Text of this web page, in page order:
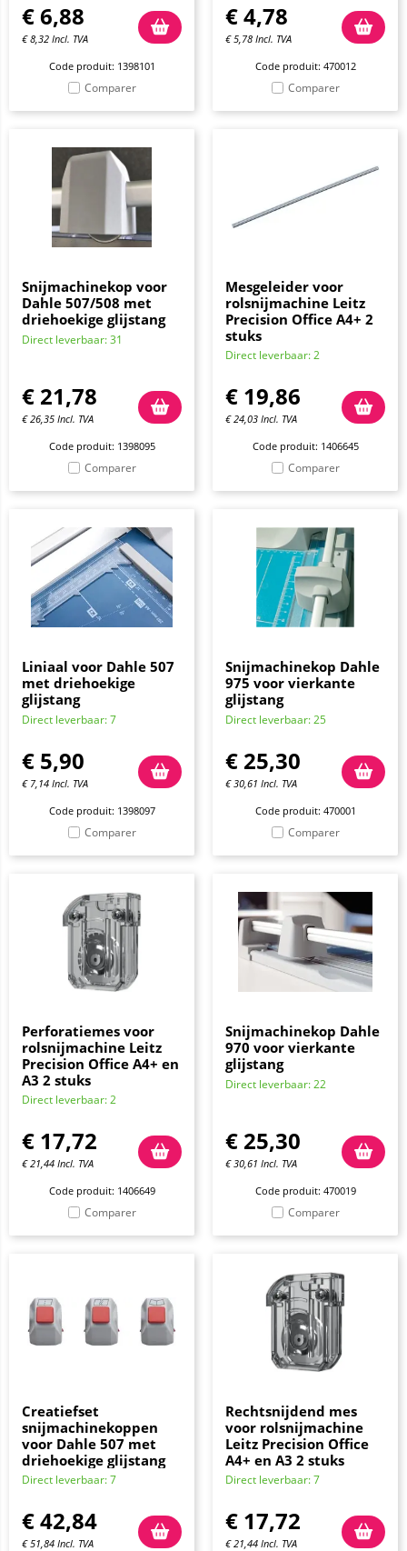
€6,88
€8,32 Incl. TVA
Code produit: 1398101
Comparer
€4,78
€5,78 Incl. TVA
Code produit: 470012
Comparer
Snijmachinekop voor
Dahle 507/508 met
driehoekige glijstang
Direct leverbaar: 31
€ 21,78
€26,35 Incl. TVA
Code produit: 1398095
Comparer
Mesgeleider voor
rolsnijmachine Leitz
Precision Office A4+ 2
stuks
Direct leverbaar: 2
€ 19,86
€24,03 Incl. TVA
Code produit: 1406645
Comparer
Liniaal voor Dahle 507
met driehoekige
glijstang
Direct leverbaar: 7
€ 5,90
€ 7,14 Incl. TVA
Code produit: 1398097
Comparer
Snijmachinekop Dahle
975 voor vierkante
glijstang
Direct leverbaar: 25
€ 25,30
€30,61 Incl. TVA
Code produit: 470001
Comparer
Perforatiemes voor
rolsnijmachine Leitz
Precision Office A4+ en
A3 2 stuks
Direct leverbaar: 2
€ 17,72
€21,44 Incl. TVA
Code produit: 1406649
Comparer
Snijmachinekop Dahle
970 voor vierkante
glijstang
Direct leverbaar: 22
€ 25,30
€30,61 Incl. TVA
Code produit: 470019
Comparer
Creatiefset
snijmachinekoppen
voor Dahle 507 met
driehoekige glijstang
Direct leverbaar: 7
€42,84
€51,84 Incl. TVA
Rechtsnijdend mes
voor rolsnijmachine
Leitz Precision Office
A4+ en A3 2 stuks
Direct leverbaar: 7
€ 17,72
€21,44 Incl. TVA